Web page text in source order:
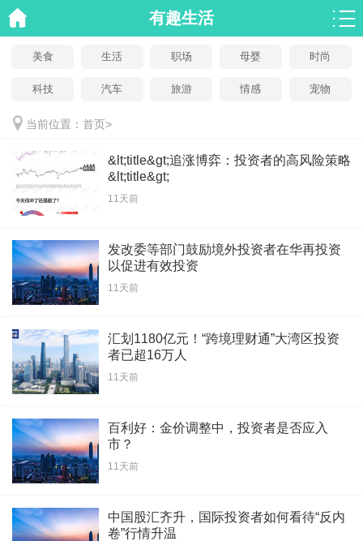
有趣生活
美食 生活 职场 母婴 时尚
科技 汽车 旅游 情感 宠物
当前位置： 首页>
&lt;title&gt;追涨博弈：投资者的高风险策略
&lt;title&gt;
11天前
发改委等部门鼓励境外投资者在华再投资
以促进有效投资
11天前
汇划1180亿元！“跨境理财通”大湾区投资
者已超16万人
11天前
百利好：金价调整中，投资者是否应入
市？
11天前
中国股汇齐升，国际投资者如何看待“反内
卷”行情升温